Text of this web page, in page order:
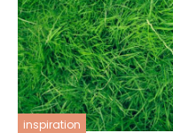
inspiration